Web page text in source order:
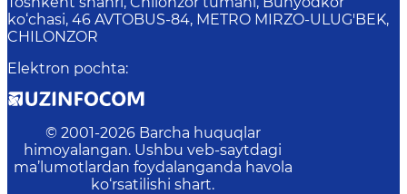
ko‘chasi, 46 AVTOBUS-84, METRO MIRZO-ULUG'BEK,
CHILONZOR
Elektron pochta:
© 2001-2026 Barcha huquqlar
himoyalangan. Ushbu veb-saytdagi
ma’lumotlardan foydalanganda havola
ko‘rsatilishi shart.